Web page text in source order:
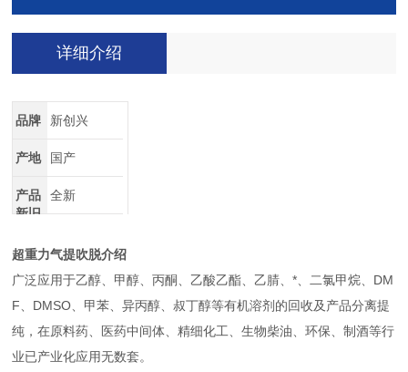
详细介绍
品牌 新创兴
产地 国产
产品
新旧
全新
超重力气提吹脱介绍
广泛应用于乙醇、甲醇、丙酮、乙酸乙酯、乙腈、*、二氯甲烷、DM
F、DMSO、甲苯、异丙醇、叔丁醇等有机溶剂的回收及产品分离提
纯，在原料药、医药中间体、精细化工、生物柴油、环保、制酒等行
业已产业化应用无数套。